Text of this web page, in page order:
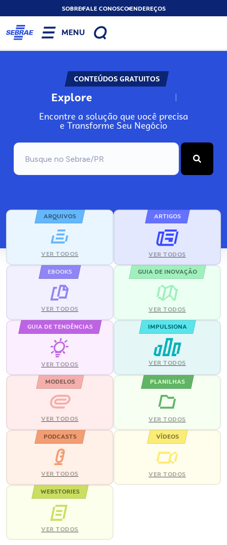
SOBREFALE CONOSCOENDEREÇOS
MENU
CONTEÚDOS GRATUITOS
Explore N
Encontre a solução que você precisa
e Transforme Seu Negócio
ARQUIVOS
VER TODOS
ARTIGOS
VER TODOS
EBOOKS
VER TODOS
GUIA DE INOVAÇÃO
VER TODOS
GUIA DE TENDÊNCIAS
VER TODOS
IMPULSIONA
VER TODOS
MODELOS
VER TODOS
PLANILHAS
VER TODOS
PODCASTS
VER TODOS
VÍDEOS
VER TODOS
WEBSTORIES
VER TODOS